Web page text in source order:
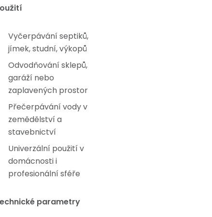
Vyčerpávání septiků,
jímek, studní, výkopů
Odvodňování sklepů,
garáží nebo
zaplavených prostor
Přečerpávání vody v
zemědělství a
stavebnictví
Univerzální použití v
domácnosti i
profesionální sféře
parametry